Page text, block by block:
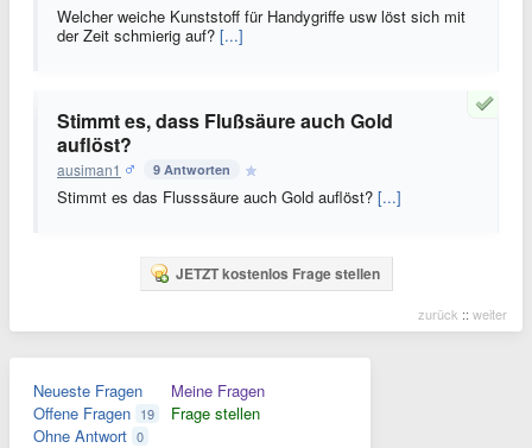
Welcher weiche Kunststoff für Handygriffe usw löst sich mit
der Zeit schmierig auf? [...]
Stimmt es, dass Flußsäure auch Gold
auflöst?
ausiman1 9 Antworten
Stimmt es das Flusssäure auch Gold auflöst? [...]
JETZT kostenlos Frage stellen
zurück :: weiter
Neueste Fragen
Offene Fragen 19
Ohne Antwort 0
Meine Fragen
Frage stellen